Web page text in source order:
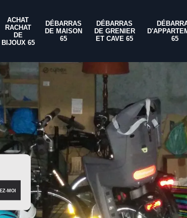
ACHAT
RACHAT
DE
BIJOUX 65
DÉBARRAS
DE MAISON
65
DÉBARRAS
DE GRENIER
ET CAVE 65
65